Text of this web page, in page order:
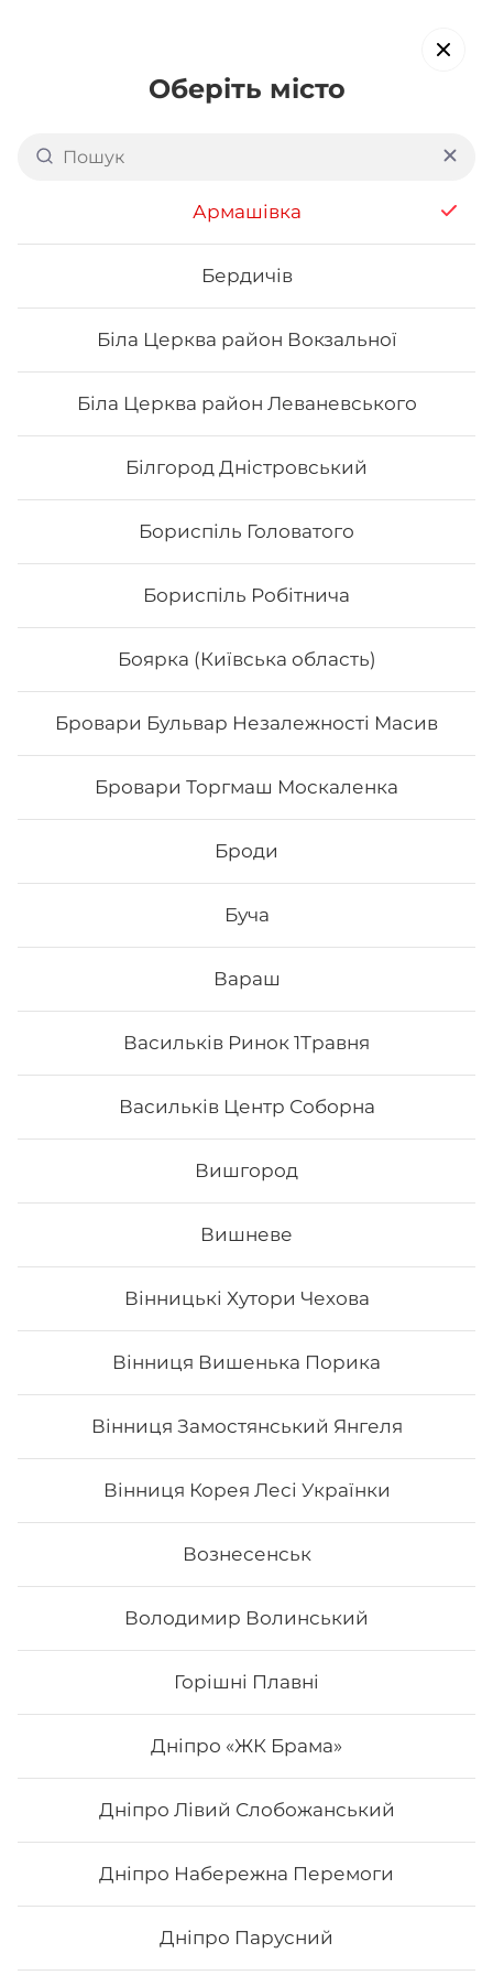
Оберіть місто
Армашівка
Бердичів
Біла Церква район Вокзальної
Біла Церква район Леваневського
Білгород Дністровський
Бориспіль Головатого
Бориспіль Робітнича
Боярка (Київська область)
Бровари Бульвар Незалежності Масив
Бровари Торгмаш Москаленка
Броди
Буча
Вараш
Васильків Ринок 1Травня
Васильків Центр Соборна
Вишгород
Вишневе
Вінницькі Хутори Чехова
Вінниця Вишенька Порика
Вінниця Замостянський Янгеля
Вінниця Корея Лесі Українки
Вознесенськ
Володимир Волинський
Горішні Плавні
Дніпро «ЖК Брама»
Дніпро Лівий Слобожанський
Дніпро Набережна Перемоги
Дніпро Парусний
Доставка суші в
Василя Стуса
Pumpkin rolls
Якудза
Вага: 280 г Склад: Норі, Рис, Крем-сир, Маринований
Вага: 266 г Склад: Рис, Соєвий папір, Авокадо, Вугор,
245₴
Каліфорнія з маринованим
гарбузом
Вага: 255 г Склад: Норі, Рис, Кунжут, Огірок, Манго,